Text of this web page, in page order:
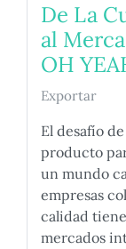
De La
al
OH
Exportar
El desafío
producto
un mundo
empresas
calidad
mercados